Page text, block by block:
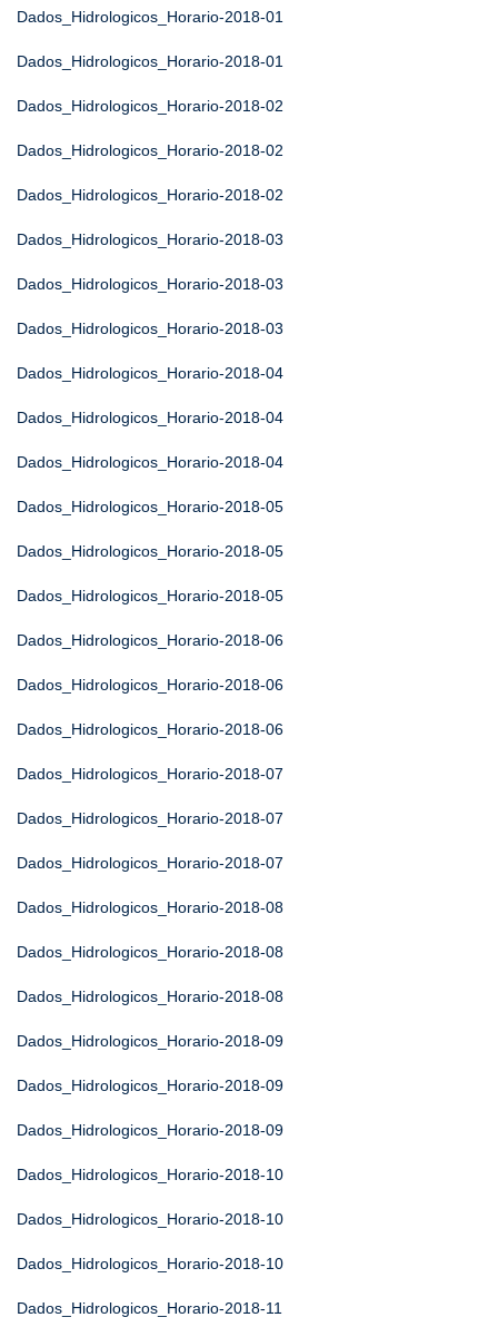
Dados_Hidrologicos_Horario-2018-01
Dados_Hidrologicos_Horario-2018-01
Dados_Hidrologicos_Horario-2018-02
Dados_Hidrologicos_Horario-2018-02
Dados_Hidrologicos_Horario-2018-02
Dados_Hidrologicos_Horario-2018-03
Dados_Hidrologicos_Horario-2018-03
Dados_Hidrologicos_Horario-2018-03
Dados_Hidrologicos_Horario-2018-04
Dados_Hidrologicos_Horario-2018-04
Dados_Hidrologicos_Horario-2018-04
Dados_Hidrologicos_Horario-2018-05
Dados_Hidrologicos_Horario-2018-05
Dados_Hidrologicos_Horario-2018-05
Dados_Hidrologicos_Horario-2018-06
Dados_Hidrologicos_Horario-2018-06
Dados_Hidrologicos_Horario-2018-06
Dados_Hidrologicos_Horario-2018-07
Dados_Hidrologicos_Horario-2018-07
Dados_Hidrologicos_Horario-2018-07
Dados_Hidrologicos_Horario-2018-08
Dados_Hidrologicos_Horario-2018-08
Dados_Hidrologicos_Horario-2018-08
Dados_Hidrologicos_Horario-2018-09
Dados_Hidrologicos_Horario-2018-09
Dados_Hidrologicos_Horario-2018-09
Dados_Hidrologicos_Horario-2018-10
Dados_Hidrologicos_Horario-2018-10
Dados_Hidrologicos_Horario-2018-10
Dados_Hidrologicos_Horario-2018-11